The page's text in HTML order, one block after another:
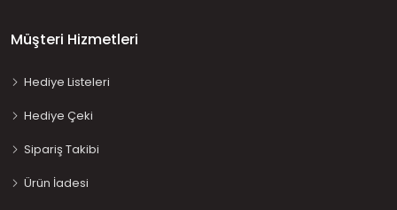
Müşteri Hizmetleri
Hediye Listeleri
Hediye Çeki
Sipariş Takibi
Ürün İadesi